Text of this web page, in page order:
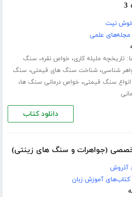
نیت
مجله‌های علمی
تاریخچه ملیله کاری، خواص نقره، سنگ
شناسی،شناخت سنگ های قیمتی، سنگ
انواع سنگ قیمتی، خواص درمانی سنگ ها،
دانلود کتاب
(جواهرات و سنگ های زینتی)
آذروش
کتاب‌های آموزش زبان